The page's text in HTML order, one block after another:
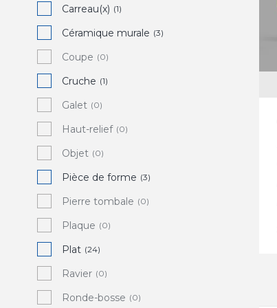
Carreau(x) (1)
Céramique murale (3)
Coupe (0)
Cruche (1)
Galet (0)
Haut-relief (0)
Objet (0)
Pièce de forme (3)
Pierre tombale (0)
Plaque (0)
Plat (24)
Ravier (0)
Ronde-bosse (0)